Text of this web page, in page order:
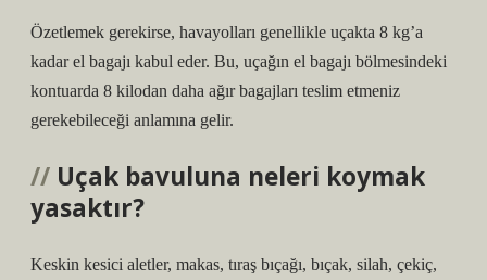
Özetlemek gerekirse, havayolları genellikle uçakta 8 kg’a
kadar el bagajı kabul eder. Bu, uçağın el bagajı bölmesindeki
kontuarda 8 kilodan daha ağır bagajları teslim etmeniz
gerekebileceği anlamına gelir.
Uçak bavuluna neleri koymak
yasaktır?
Keskin kesici aletler, makas, tıraş bıçağı, bıçak, silah, çekiç,